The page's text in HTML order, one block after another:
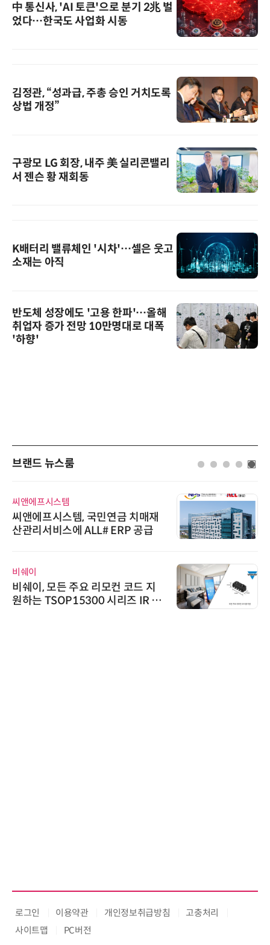
中 통신사, 'AI 토큰'으로 분기 2兆 벌
었다…한국도 사업화 시동
김정관, “성과급, 주총 승인 거치도록
상법 개정”
구광모 LG 회장, 내주 美 실리콘밸리
서 젠슨 황 재회동
K배터리 밸류체인 '시차'…셀은 웃고
소재는 아직
반도체 성장에도 '고용 한파'…올해
취업자 증가 전망 10만명대로 대폭
'하향'
브랜드 뉴스룸
씨앤에프시스템
씨앤에프시스템, 국민연금 치매재
산관리서비스에 ALL# ERP 공급
비쉐이
비쉐이, 모든 주요 리모컨 코드 지
원하는 TSOP15300 시리즈 IR 수
로그인 이용약관 개인정보취급방침
고충처리
사이트맵
PC버전